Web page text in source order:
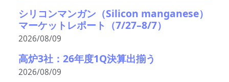
シリコンマンガン（Silicon manganese）
マーケットレポート（7/27–8/7）
2026/08/09
高炉3社：26年度1Q決算出揃う
2026/08/09